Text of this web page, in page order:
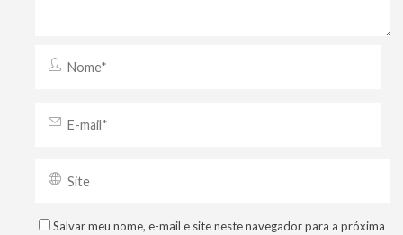
Salvar meu nome, e-mail e site neste navegador para a próxima